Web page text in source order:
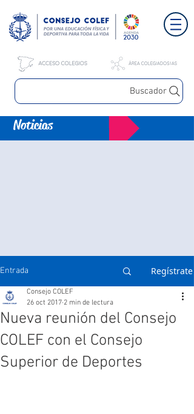
Buscador
Noticias
Entrada Regístrate
Nueva reunión del Consejo
COLEF con el Consejo
Superior de Deportes
Consejo COLEF
26 oct 2017 2 min de lectura